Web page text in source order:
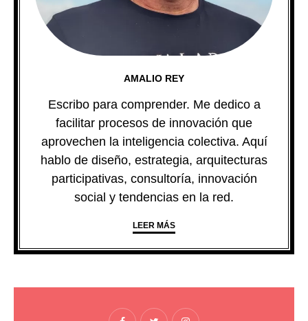
AMALIO REY
Escribo para comprender. Me dedico a
facilitar procesos de innovación que
aprovechen la inteligencia colectiva. Aquí
hablo de diseño, estrategia, arquitecturas
participativas, consultoría, innovación
social y tendencias en la red.
LEER MÁS